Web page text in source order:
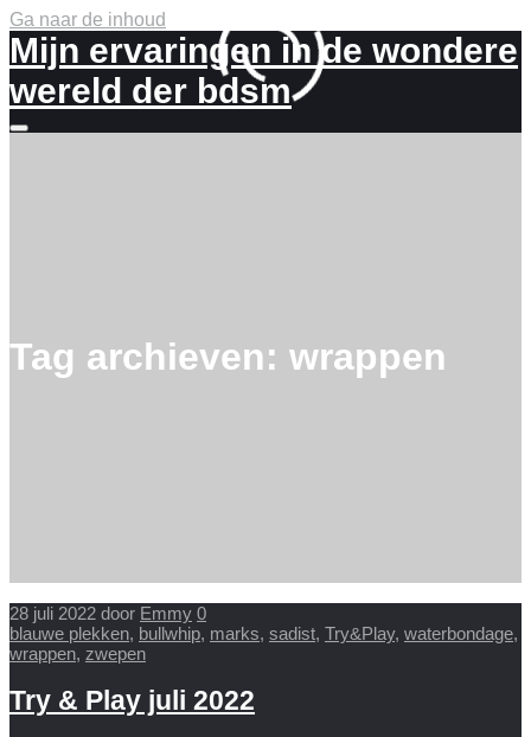
Ga naar de inhoud
Mijn ervaringen in de wondere
wereld der bdsm
Meer
Tag archieven: wrappen
28 juli 2022 door Emmy 0
blauwe plekken, bullwhip, marks, sadist, Try&Play, waterbondage,
wrappen, zwepen
Try & Play juli 2022